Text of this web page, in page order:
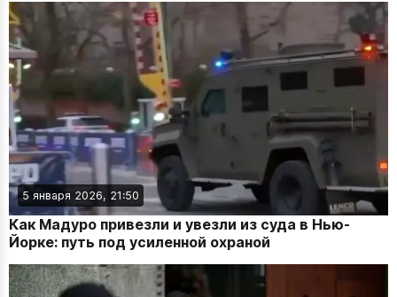
5 января 2026, 21:50
Как Мадуро привезли и увезли из суда в Нью-
Йорке: путь под усиленной охраной